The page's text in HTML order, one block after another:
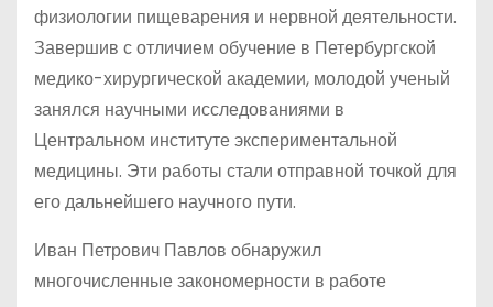
физиологии пищеварения и нервной деятельности.
Завершив с отличием обучение в Петербургской
медико-хирургической академии, молодой ученый
занялся научными исследованиями в
Центральном институте экспериментальной
медицины. Эти работы стали отправной точкой для
его дальнейшего научного пути.
Иван Петрович Павлов обнаружил
многочисленные закономерности в работе